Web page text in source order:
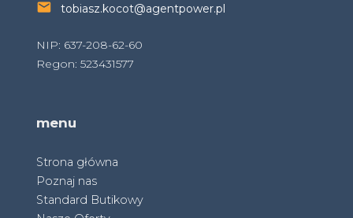
tobiasz.kocot@agentpower.pl
NIP: 637-208-62-60
Regon: 523431577
menu
Strona główna
Poznaj nas
Standard Butikowy